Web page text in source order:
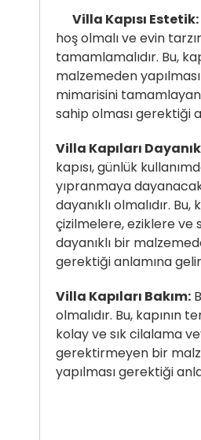
Villa Kapısı Estetik:
hoş olmalı ve evin
tamamlamalıdır. Bu,
malzemeden
mimarisini
sahip olması gerektiği
Villa Kapıları
kapısı, günlük
yıpranmaya
dayanıklı olmalıdır. Bu,
çizilmelere, eziklere ve
dayanıklı bir
gerektiği anlamına
Villa Kapıları Bakım:
olmalıdır. Bu, kapının
kolay ve sık cilalama
gerektirmeyen bir
yapılması gerektiği